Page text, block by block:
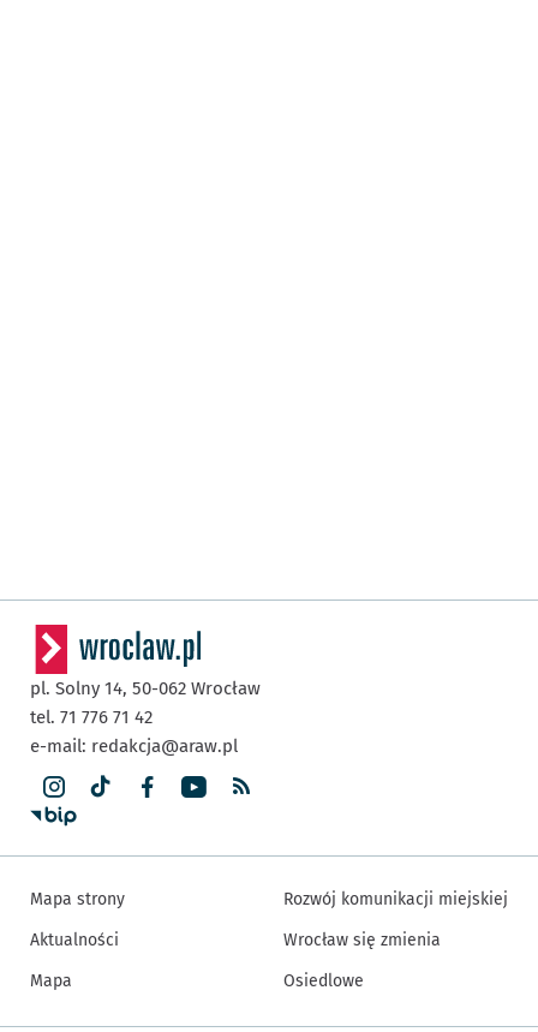
pl. Solny 14, 50-062 Wrocław
tel. 71 776 71 42
e-mail: redakcja@araw.pl
Mapa strony
Aktualności
Mapa
Rozwój komunikacji miejskiej
Wrocław się zmienia
Osiedlowe